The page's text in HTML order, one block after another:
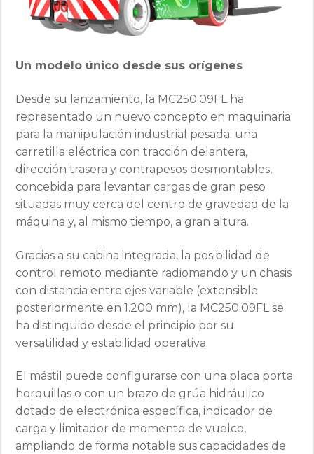
Un modelo único desde sus orígenes
Desde su lanzamiento, la MC250.09FL ha
representado un nuevo concepto en maquinaria
para la manipulación industrial pesada: una
carretilla eléctrica con tracción delantera,
dirección trasera y contrapesos desmontables,
concebida para levantar cargas de gran peso
situadas muy cerca del centro de gravedad de la
máquina y, al mismo tiempo, a gran altura.
Gracias a su cabina integrada, la posibilidad de
control remoto mediante radiomando y un chasis
con distancia entre ejes variable (extensible
posteriormente en 1.200 mm), la MC250.09FL se
ha distinguido desde el principio por su
versatilidad y estabilidad operativa.
El mástil puede configurarse con una placa porta
horquillas o con un brazo de grúa hidráulico
dotado de electrónica específica, indicador de
carga y limitador de momento de vuelco,
ampliando de forma notable sus capacidades de